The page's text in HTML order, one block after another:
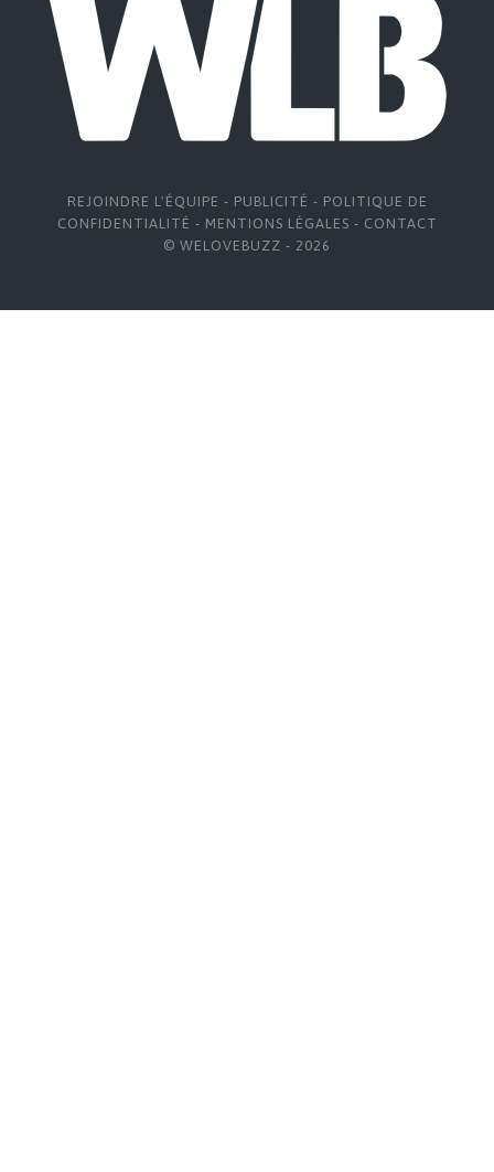
REJOINDRE L'ÉQUIPE - PUBLICITÉ - POLITIQUE DE
CONFIDENTIALITÉ - MENTIONS LÉGALES - CONTACT
© WELOVEBUZZ - 2026